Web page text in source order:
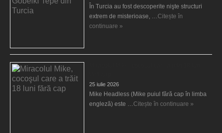
În Turcia au fost descoperite nişte structuri
extrem de misterioase, …Citește în
continuare »
25 iulie 2026
Mike Headless (Mike puiul fără cap în limba
engleză) este …Citește în continuare »